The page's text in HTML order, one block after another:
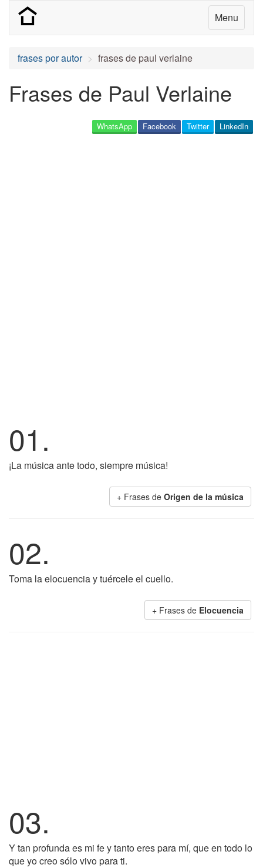
Menu
frases por autor frases de paul verlaine
Frases de Paul Verlaine
LinkedIn
Twitter
Facebook
WhatsApp
01.
¡La música ante todo, siempre música!
+ Frases de Origen de la música
02.
Toma la elocuencia y tuércele el cuello.
+ Frases de Elocuencia
03.
Y tan profunda es mi fe y tanto eres para mí, que en todo lo
que yo creo sólo vivo para ti.